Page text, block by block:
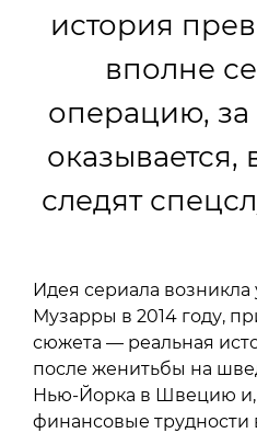
история
вполне
операцию, за
оказывается,
следят
Идея сериала
Музарры в 2014 году,
сюжета — реальная
после женитьбы на
Нью-Йорка в Швецию и,
финансовые трудности